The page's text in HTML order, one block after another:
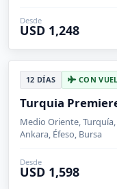
Desde
USD 1,248
12 DÍAS CON
Turquia
Medio Oriente,
Ankara, Éfeso, Bursa
Desde
USD 1,598